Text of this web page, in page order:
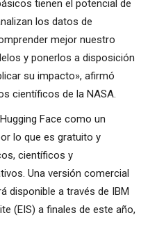
tienen el potencial de
los datos de
mejor nuestro
y ponerlos a disposición
su impacto», afirmó
científicos de la NASA.
Face como un
lo que es gratuito y
científicos y
Una versión comercial
disponible a través de IBM
(EIS) a finales de este año,